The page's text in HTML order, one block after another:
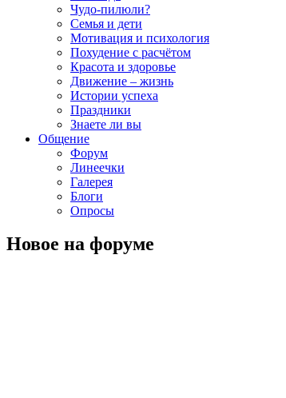
Чудо-пилюли?
Семья и дети
Мотивация и психология
Похудение с расчётом
Красота и здоровье
Движение – жизнь
Истории успеха
Праздники
Знаете ли вы
Общение
Форум
Линеечки
Галерея
Блоги
Опросы
Новое на форуме